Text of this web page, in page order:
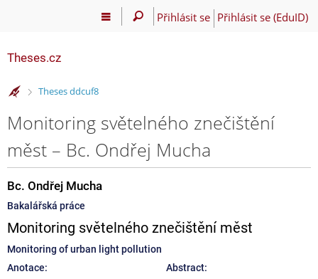
Přihlásit se Přihlásit se (EduID)
Theses.cz
>
Theses ddcuf8
Monitoring světelného znečištění
měst – Bc. Ondřej Mucha
Bc. Ondřej Mucha
Bakalářská práce
Monitoring světelného znečištění měst
Monitoring of urban light pollution
Anotace:
Abstract: